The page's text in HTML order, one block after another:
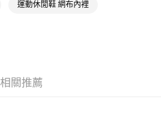
運動休閒鞋 網布內裡
相關推薦